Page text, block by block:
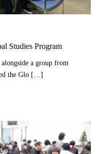
Studies Program
a group from
the Glo […]